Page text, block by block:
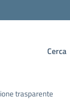
Cerca
trasparente